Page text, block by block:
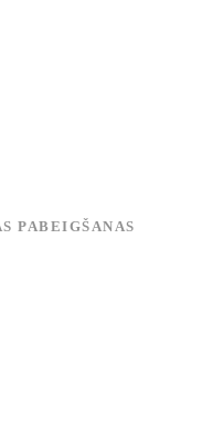
PABEIGŠANAS